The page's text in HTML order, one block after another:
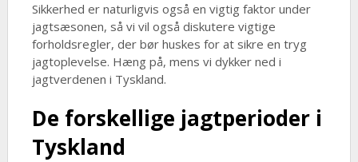
Sikkerhed er naturligvis også en vigtig faktor under
jagtsæsonen, så vi vil også diskutere vigtige
forholdsregler, der bør huskes for at sikre en tryg
jagtoplevelse. Hæng på, mens vi dykker ned i
jagtverdenen i Tyskland.
De forskellige jagtperioder i
Tyskland